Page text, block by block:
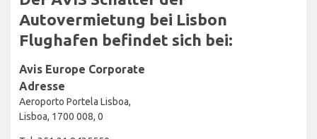
Autovermietung bei Lisbon
Flughafen befindet sich bei:
Avis Europe Corporate
Adresse
Aeroporto Portela Lisboa,
Lisboa, 1700 008, 0